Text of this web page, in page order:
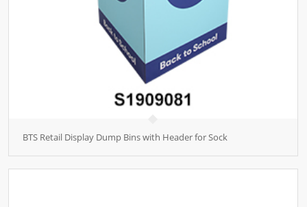
BTS Retail Display Dump Bins with Header for Sock